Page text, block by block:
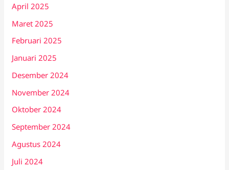
April 2025
Maret 2025
Februari 2025
Januari 2025
Desember 2024
November 2024
Oktober 2024
September 2024
Agustus 2024
Juli 2024